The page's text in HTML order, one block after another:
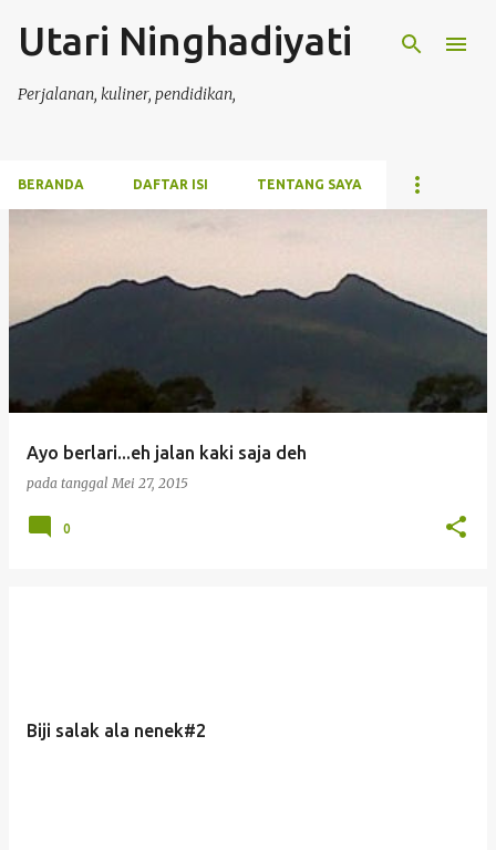
Langsung ke konten utama
Utari Ninghadiyati
Perjalanan, kuliner, pendidikan,
BERANDA DAFTAR ISI TENTANG SAYA
t
n
Ayo berlari...eh jalan kaki saja deh
pada tanggalMei 27, 2015
0
Biji salak ala nenek#2